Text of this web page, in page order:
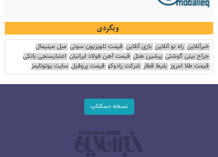
وبگردی
خبرآنلاین راه نو آنلاین بازی آنلاین قیمت تلویزیون سونی مبل مینیمال
جراح بینی گوشتی پرشین هتل قیمت آهن فولاد ایرانیان اعتبارسنجی بانکی
قیمت طلا امروز بلیط قطار شرکت رادوکو قیمت پروفیل سایت یوتوتایمز
نسخه دسکتاپ